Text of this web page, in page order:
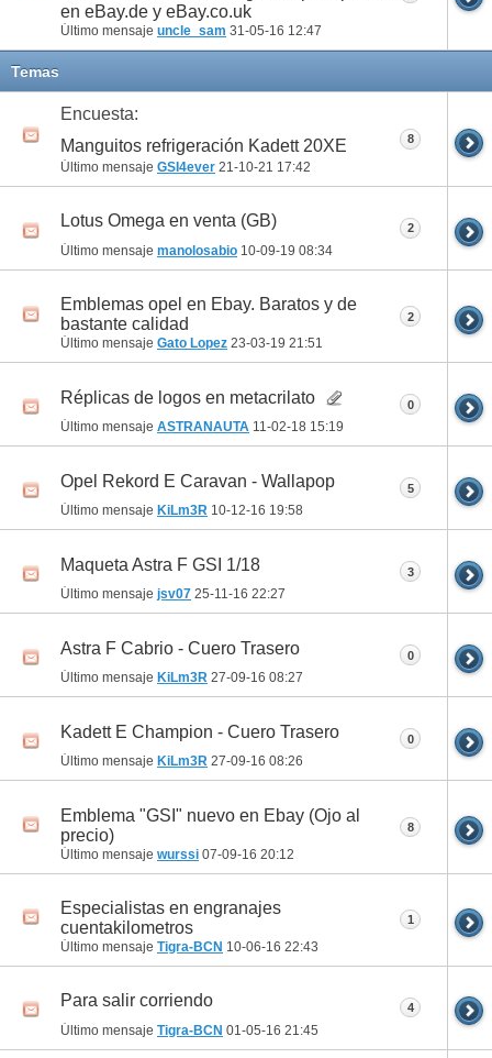
en eBay.de y eBay.co.uk
Último mensaje uncle_sam 31-05-16 12:47
Temas
Encuesta:
Manguitos refrigeración Kadett 20XE
Último mensaje GSI4ever 21-10-21 17:42
8
Lotus Omega en venta (GB)
Último mensaje manolosabio 10-09-19 08:34
2
Emblemas opel en Ebay. Baratos y de
bastante calidad
Último mensaje Gato Lopez 23-03-19 21:51
2
Réplicas de logos en metacrilato
Último mensaje ASTRANAUTA 11-02-18 15:19
0
Opel Rekord E Caravan - Wallapop
Último mensaje KiLm3R 10-12-16 19:58
5
Maqueta Astra F GSI 1/18
Último mensaje jsv07 25-11-16 22:27
3
Astra F Cabrio - Cuero Trasero
Último mensaje KiLm3R 27-09-16 08:27
0
Kadett E Champion - Cuero Trasero
Último mensaje KiLm3R 27-09-16 08:26
0
Emblema "GSI" nuevo en Ebay (Ojo al
precio)
Último mensaje wurssi 07-09-16 20:12
8
Especialistas en engranajes
cuentakilometros
Último mensaje Tigra-BCN 10-06-16 22:43
1
Para salir corriendo
Último mensaje Tigra-BCN 01-05-16 21:45
4